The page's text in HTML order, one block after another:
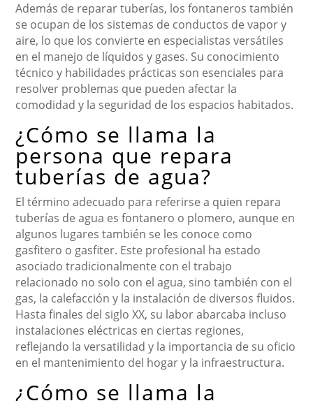
Además de reparar tuberías, los fontaneros también
se ocupan de los sistemas de conductos de vapor y
aire, lo que los convierte en especialistas versátiles
en el manejo de líquidos y gases. Su conocimiento
técnico y habilidades prácticas son esenciales para
resolver problemas que pueden afectar la
comodidad y la seguridad de los espacios habitados.
¿Cómo se llama la
persona que repara
tuberías de agua?
El término adecuado para referirse a quien repara
tuberías de agua es fontanero o plomero, aunque en
algunos lugares también se les conoce como
gasfitero o gasfiter. Este profesional ha estado
asociado tradicionalmente con el trabajo
relacionado no solo con el agua, sino también con el
gas, la calefacción y la instalación de diversos fluidos.
Hasta finales del siglo XX, su labor abarcaba incluso
instalaciones eléctricas en ciertas regiones,
reflejando la versatilidad y la importancia de su oficio
en el mantenimiento del hogar y la infraestructura.
¿Cómo se llama la